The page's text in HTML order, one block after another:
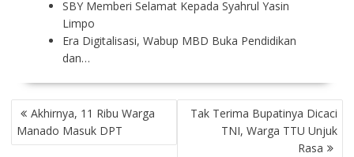
SBY Memberi Selamat Kepada Syahrul Yasin
Limpo
Era Digitalisasi, Wabup MBD Buka Pendidikan
dan…
P
O
S
Akhirnya, 11 Ribu Warga
Manado Masuk DPT
Tak Terima Bupatinya Dicaci
TNI, Warga TTU Unjuk
Rasa